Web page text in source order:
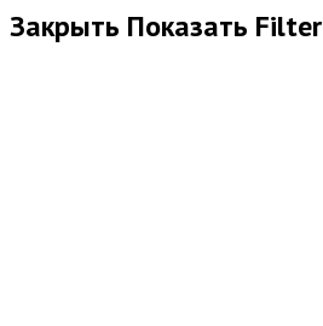
Закрыть Показать Filter